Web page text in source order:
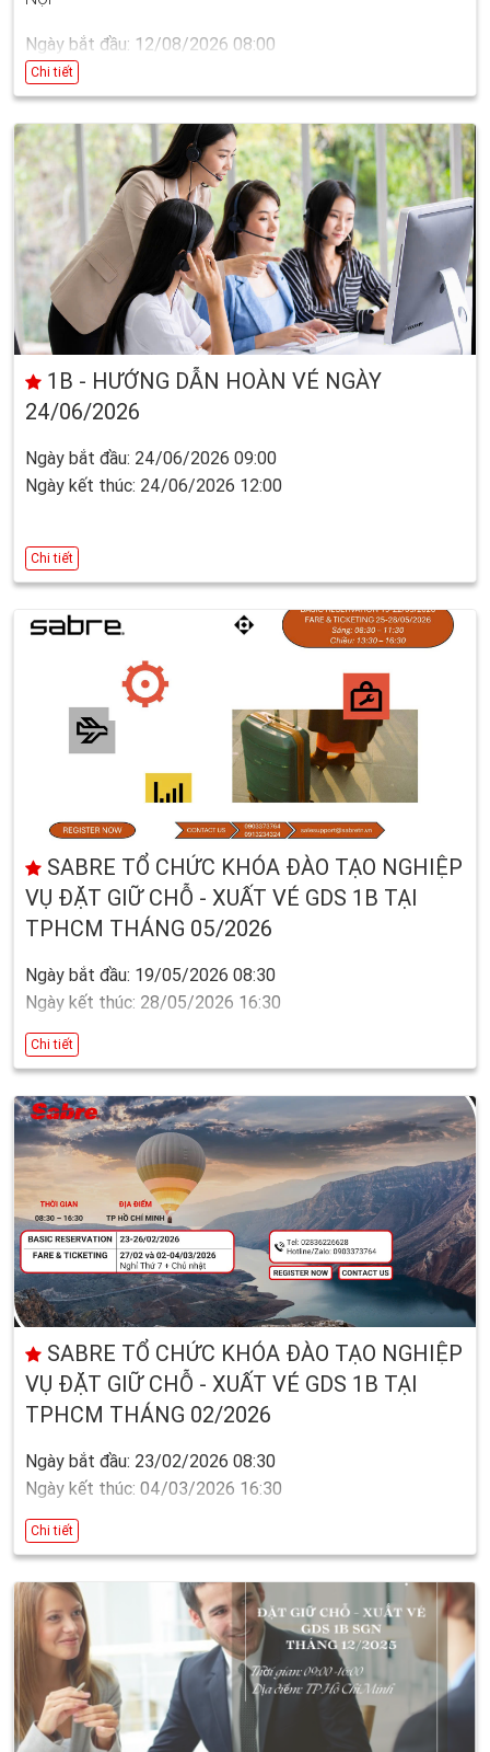
Ngày bắt đầu: 12/08/2026 08:00
Ngày kết thúc: 16/09/2026 17:00
Chi tiết
1B - HƯỚNG DẪN HOÀN VÉ NGÀY
24/06/2026
Ngày bắt đầu: 24/06/2026 09:00
Ngày kết thúc: 24/06/2026 12:00
Chi tiết
SABRE TỔ CHỨC KHÓA ĐÀO TẠO NGHIỆP
VỤ ĐẶT GIỮ CHỖ - XUẤT VÉ GDS 1B TẠI
TPHCM THÁNG 05/2026
Ngày bắt đầu: 19/05/2026 08:30
Ngày kết thúc: 28/05/2026 16:30
Chi tiết
SABRE TỔ CHỨC KHÓA ĐÀO TẠO NGHIỆP
VỤ ĐẶT GIỮ CHỖ - XUẤT VÉ GDS 1B TẠI
TPHCM THÁNG 02/2026
Ngày bắt đầu: 23/02/2026 08:30
Ngày kết thúc: 04/03/2026 16:30
Chi tiết